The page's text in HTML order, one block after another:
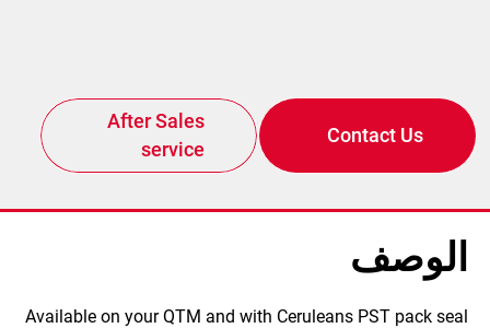
Contact Us
After Sales
service
الوصف
​Available on your QTM and with Ceruleans PST pack seal